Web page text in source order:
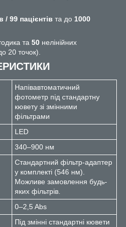
/ 99 пацієнтів та до 1000
та 50 нелінійних
20 точок).
Напівавтоматичний
фотометр під стандартну
кювету зі змінними
фільтрами
LED
340–900 нм
Стандартний фільтр-адаптер
у комплекті (546 нм).
Можливе замовлення будь-
яких фільтрів.
0–2,5 Abs
Під змінні стандартні кювети